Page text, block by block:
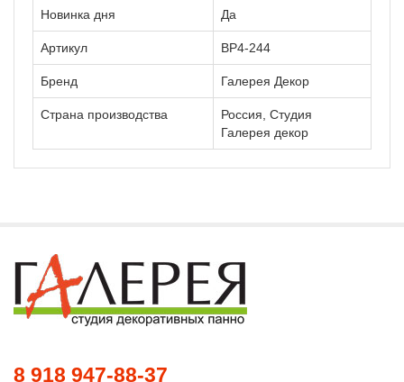
Новинка дня Да
Артикул ВР4-244
Бренд Галерея Декор
Страна производства
Россия, Студия
Галерея декор
8 918 947-88-37